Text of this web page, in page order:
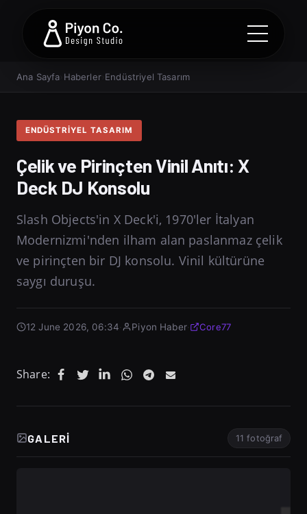
Ana Sayfa Haberler› Endüstriyel Tasarım
ENDÜSTRIYEL TASARIM
Çelik ve Pirinçten Vinil Anıtı: X
Deck DJ Konsolu
Slash Objects'in X Deck'i, 1970'ler İtalyan
Modernizmi'nden ilham alan paslanmaz çelik
ve pirinçten bir DJ konsolu. Vinil kültürüne
saygı duruşu.
12 June 2026, 06:34 Piyon Haber· Core77
Share:
GALERI 11 fotoğraf